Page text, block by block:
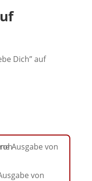
Dich” auf
von